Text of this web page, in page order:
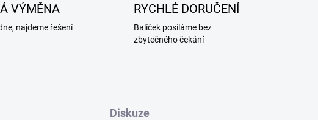
VÝMĚNA
najdeme řešení
RYCHLÉ DORUČENÍ
Balíček posíláme bez
zbytečného čekání
Diskuze